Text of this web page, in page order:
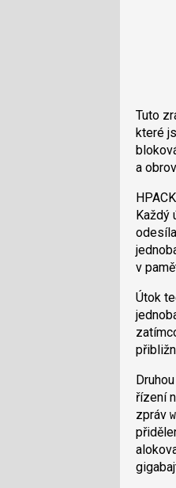
Tuto
které
a
Každý
v
Útok
řízení
zpráv